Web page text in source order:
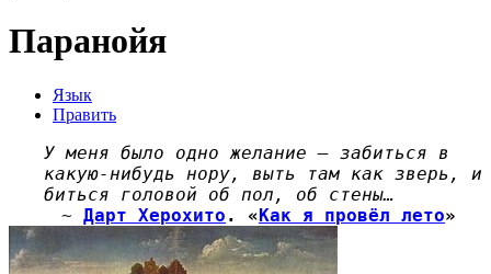
Паранойя
Язык
Править
У меня было одно желание — забиться в
какую-нибудь нору, выть там как зверь, и
биться головой об пол, об стены…
~ Дарт Херохито . «Как я провёл лето»